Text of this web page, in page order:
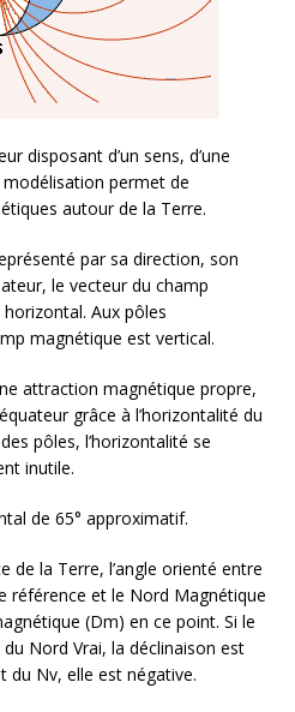
disposant d’un sens, d’une
modélisation permet de
autour de la Terre.
par sa direction, son
le vecteur du champ
Aux pôles
magnétique est vertical.
attraction magnétique propre,
grâce à l’horizontalité du
pôles, l’horizontalité se
inutile.
de 65° approximatif.
de la Terre, l’angle orienté entre
référence et le Nord Magnétique
(Dm) en ce point. Si le
Nord Vrai, la déclinaison est
du Nv, elle est négative.